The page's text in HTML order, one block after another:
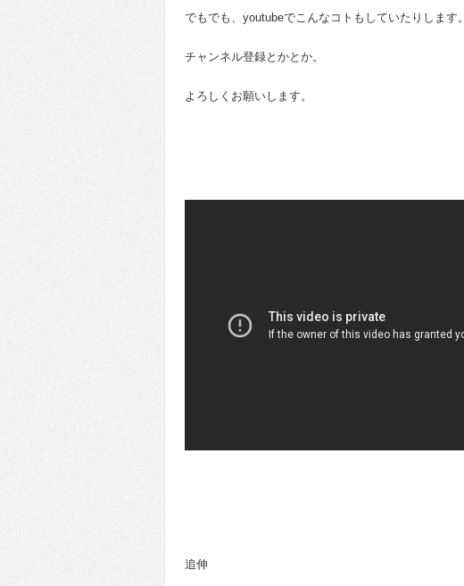
でもでも、youtubeでこんなコトもしていたりします。
チャンネル登録とかとか。
よろしくお願いします。
追伸